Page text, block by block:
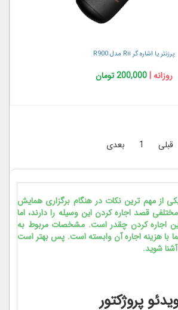
پرزنتر یا اشاره گر Rii مدل R900
روزانه |200,000 تومان
قبلی 1 بعدی
یکی از مهم ترین نکات در هنگام برگزاری همایش
قصد اجاره کردن این وسیله را دارند، اما
اجاره کردن چقدر است. مشخصات مربوط به
با هزینه اجاره آن وابسته است. پس بهتر است
شوید.
پروژکتور